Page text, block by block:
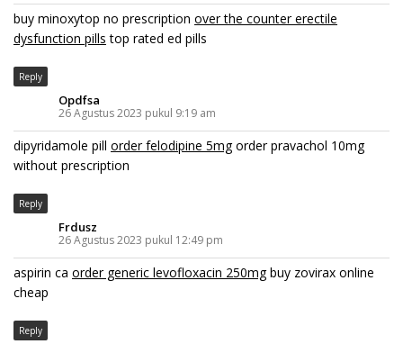
buy minoxytop no prescription over the counter erectile
dysfunction pills top rated ed pills
Reply
Opdfsa
26 Agustus 2023 pukul 9:19 am
dipyridamole pill order felodipine 5mgorder pravachol 10mg
without prescription
Reply
Frdusz
26 Agustus 2023 pukul 12:49 pm
aspirin ca order generic levofloxacin 250mgbuy zovirax online
cheap
Reply